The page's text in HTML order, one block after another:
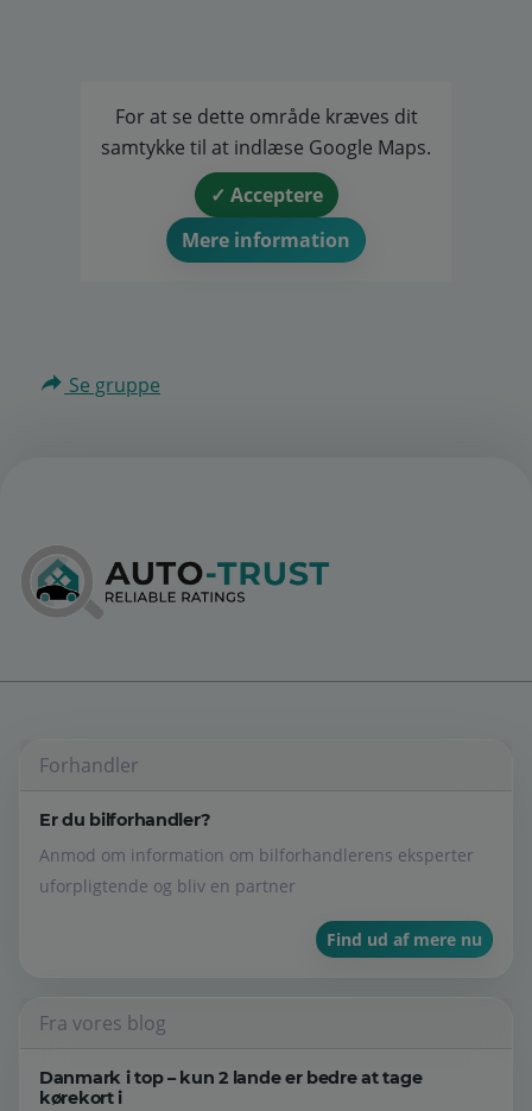
For at se dette område kræves dit
samtykke til at indlæse Google Maps.
✓ Acceptere
Mere information
Se gruppe
Forhandler
Er du bilforhandler?
Anmod om information om bilforhandlerens eksperter
uforpligtende og bliv en partner
Find ud af mere nu
Fra vores blog
Danmark i top – kun 2 lande er bedre at tage
kørekort i